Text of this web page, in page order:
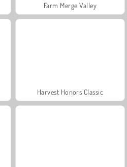
Farm Merge Valley
Harvest Honors Classic